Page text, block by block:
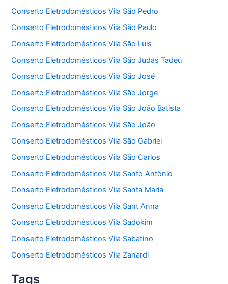
Conserto Eletrodomésticos Vila São Pedro
Conserto Eletrodomésticos Vila São Paulo
Conserto Eletrodomésticos Vila São Luis
Conserto Eletrodomésticos Vila São Judas Tadeu
Conserto Eletrodomésticos Vila São José
Conserto Eletrodomésticos Vila São Jorge
Conserto Eletrodomésticos Vila São João Batista
Conserto Eletrodomésticos Vila São João
Conserto Eletrodomésticos Vila São Gabriel
Conserto Eletrodomésticos Vila São Carlos
Conserto Eletrodomésticos Vila Santo Antônio
Conserto Eletrodomésticos Vila Santa Maria
Conserto Eletrodomésticos Vila Sant Anna
Conserto Eletrodomésticos Vila Sadokim
Conserto Eletrodomésticos Vila Sabatino
Conserto Eletrodomésticos Vila Zanardi
Tags